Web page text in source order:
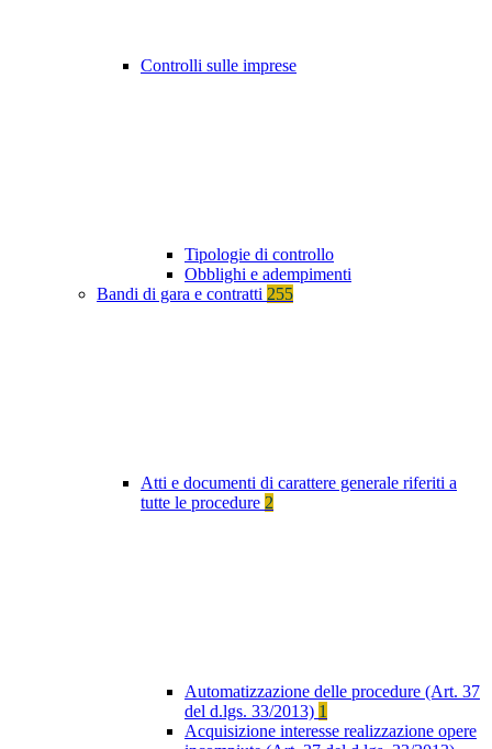
Controlli sulle imprese
Tipologie di controllo
Obblighi e adempimenti
Bandi di gara e contratti 255
Atti e documenti di carattere generale riferiti a
tutte le procedure 2
Automatizzazione delle procedure (Art. 37
del d.lgs. 33/2013) 1
Acquisizione interesse realizzazione opere